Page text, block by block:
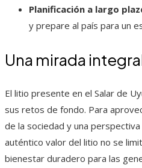
Planificación a largo
y prepare al país para un
Una mirada
El litio presente en el Salar de
sus retos de fondo. Para
de la sociedad y una
auténtico valor del litio no se
bienestar duradero para las